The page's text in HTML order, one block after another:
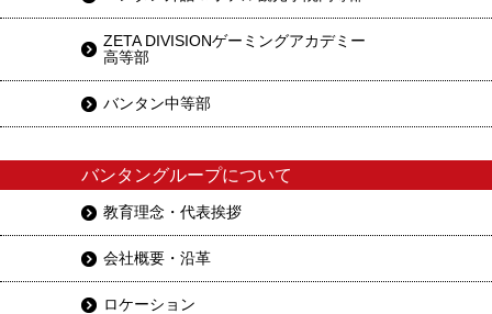
ZETA DIVISIONゲーミングアカデミー
高等部
バンタン中等部
バンタングループについて
教育理念・代表挨拶
会社概要・沿革
ロケーション